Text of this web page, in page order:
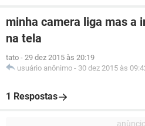
minha camera liga mas a
na tela
tato - 29 dez 2015 às 20:19
usuário anônimo - 30 dez 2015 às
1 Respostas